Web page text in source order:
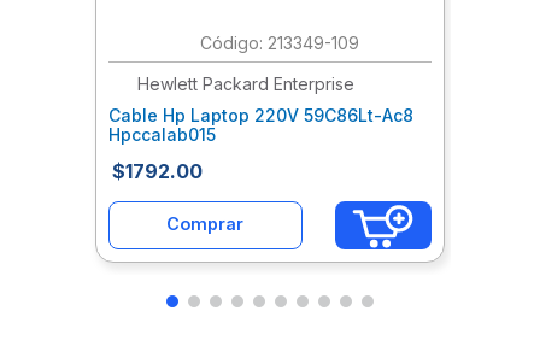
: 213349-109
Hewlett Packard Enterprise
Cable Hp Laptop 220V 59C86Lt-Ac8
Hpccalab015
$1792.00
Comprar